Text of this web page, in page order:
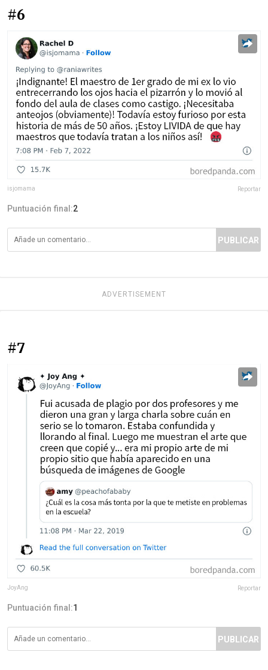
#6
isjomama Reportar
Puntuación final:2
PUBLICAR
ADVERTISEMENT
#7
JoyAng Reportar
Puntuación final:1
PUBLICAR